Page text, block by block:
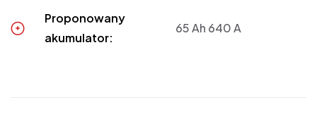
Proponowany
akumulator:
65 Ah 640 A